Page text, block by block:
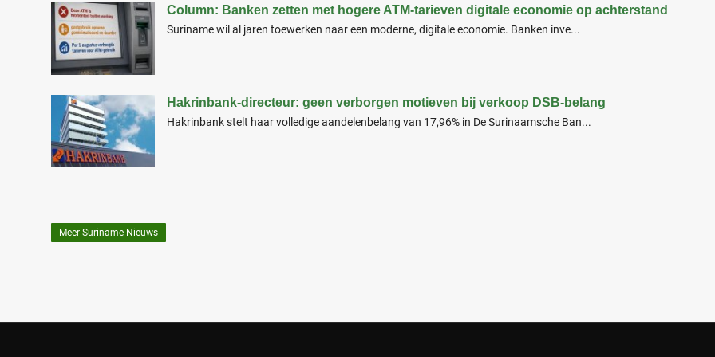
Column: Banken zetten met hogere ATM-tarieven digitale economie op achterstand
Suriname wil al jaren toewerken naar een moderne, digitale economie. Banken inve...
Hakrinbank-directeur: geen verborgen motieven bij verkoop DSB-belang
Hakrinbank stelt haar volledige aandelenbelang van 17,96% in De Surinaamsche Ban...
Meer Suriname Nieuws